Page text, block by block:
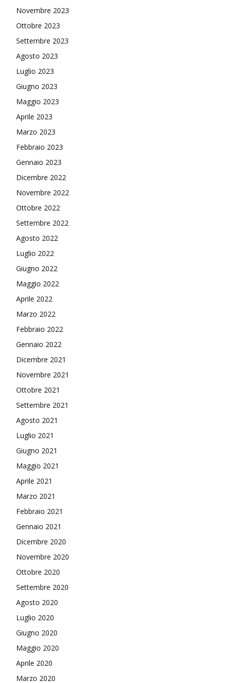
Novembre 2023
Ottobre 2023
Settembre 2023
Agosto 2023
Luglio 2023
Giugno 2023
Maggio 2023
Aprile 2023
Marzo 2023
Febbraio 2023
Gennaio 2023
Dicembre 2022
Novembre 2022
Ottobre 2022
Settembre 2022
Agosto 2022
Luglio 2022
Giugno 2022
Maggio 2022
Aprile 2022
Marzo 2022
Febbraio 2022
Gennaio 2022
Dicembre 2021
Novembre 2021
Ottobre 2021
Settembre 2021
Agosto 2021
Luglio 2021
Giugno 2021
Maggio 2021
Aprile 2021
Marzo 2021
Febbraio 2021
Gennaio 2021
Dicembre 2020
Novembre 2020
Ottobre 2020
Settembre 2020
Agosto 2020
Luglio 2020
Giugno 2020
Maggio 2020
Aprile 2020
Marzo 2020